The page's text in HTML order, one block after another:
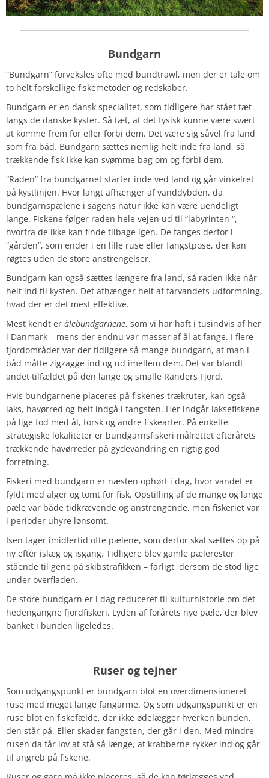
Bundgarn
“Bundgarn” forveksles ofte med bundtrawl, men der er tale om
to helt forskellige fiskemetoder og redskaber.
Bundgarn er en dansk specialitet, som tidligere har stået tæt
langs de danske kyster. Så tæt, at det fysisk kunne være svært
at komme frem for eller forbi dem. Det være sig såvel fra land
som fra båd. Bundgarn sættes nemlig helt inde fra land, så
trækkende fisk ikke kan svømme bag om og forbi dem.
“Raden” fra bundgarnet starter inde ved land og går vinkelret
på kystlinjen. Hvor langt afhænger af vanddybden, da
bundgarnspælene i sagens natur ikke kan være uendeligt
lange. Fiskene følger raden hele vejen ud til “labyrinten “,
hvorfra de ikke kan finde tilbage igen. De fanges derfor i
“gården”, som ender i en lille ruse eller fangstpose, der kan
røgtes uden de store anstrengelser.
Bundgarn kan også sættes længere fra land, så raden ikke når
helt ind til kysten. Det afhænger helt af farvandets udformning,
hvad der er det mest effektive.
Mest kendt er ålebundgarnene, som vi har haft i tusindvis af her
i Danmark – mens der endnu var masser af ål at fange. I flere
fjordområder var der tidligere så mange bundgarn, at man i
båd måtte zigzagge ind og ud imellem dem. Det var blandt
andet tilfældet på den lange og smalle Randers Fjord.
Hvis bundgarnene placeres på fiskenes trækruter, kan også
laks, havørred og helt indgå i fangsten. Her indgår laksefiskene
på lige fod med ål, torsk og andre fiskearter. På enkelte
strategiske lokaliteter er bundgarnsfiskeri målrettet efterårets
trækkende havørreder på gydevandring en rigtig god
forretning.
Fiskeri med bundgarn er næsten ophørt i dag, hvor vandet er
fyldt med alger og tomt for fisk. Opstilling af de mange og lange
pæle var både tidkrævende og anstrengende, men fiskeriet var
i perioder uhyre lønsomt.
Isen tager imidlertid ofte pælene, som derfor skal sættes op på
ny efter islæg og isgang. Tidligere blev gamle pælerester
stående til gene på skibstrafikken – farligt, dersom de stod lige
under overfladen.
De store bundgarn er i dag reduceret til kulturhistorie om det
hedengangne fjordfiskeri. Lyden af forårets nye pæle, der blev
banket i bunden ligeledes.
Ruser og tejner
Som udgangspunkt er bundgarn blot en overdimensioneret
ruse med meget lange fangarme. Og som udgangspunkt er en
ruse blot en fiskefælde, der ikke ødelægger hverken bunden,
den står på. Eller skader fangsten, der går i den. Med mindre
rusen da får lov at stå så længe, at krabberne rykker ind og går
til angreb på fiskene.